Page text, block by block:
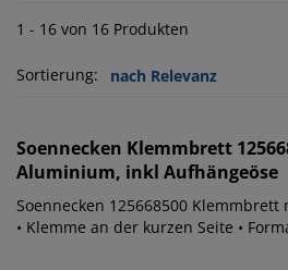
1 - 16 von 16 Produkten
Sortierung:
Soennecken Klemmbrett
Aluminium, inkl Aufhängeöse
Soennecken 125668500 Klemmbrett mit Aufhängeöse in silber
• Klemme an der kurzen Seite •